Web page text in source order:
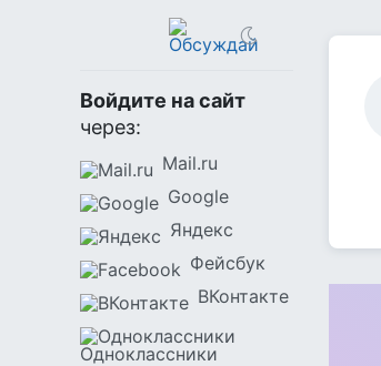
Войдите на сайт
через:
Mail.ru
Google
Яндекс
Фейсбук
ВКонтакте
Одноклассники